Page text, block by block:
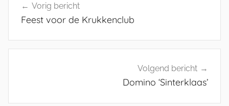
navigatie
Vorig bericht
Feest voor de Krukkenclub
Volgend bericht
Domino ‘Sinterklaas’